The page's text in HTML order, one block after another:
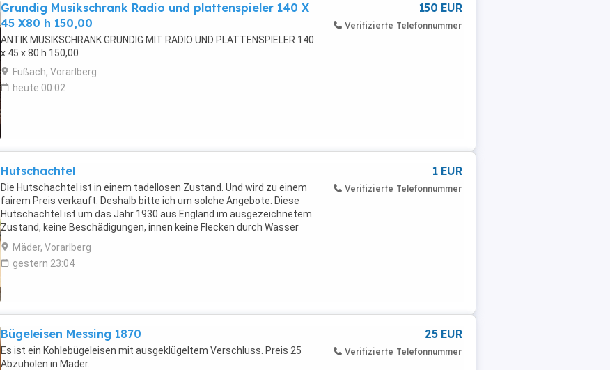
Grundig Musikschrank Radio und plattenspieler 140 X
45 X80 h 150,00
ANTIK MUSIKSCHRANK GRUNDIG MIT RADIO UND PLATTENSPIELER 140
x 45 x 80 h 150,00
Fußach, Vorarlberg
heute 00:02
150 EUR
Verifizierte Telefonnummer
Hutschachtel
Die Hutschachtel ist in einem tadellosen Zustand. Und wird zu einem
fairem Preis verkauft. Deshalb bitte ich um solche Angebote. Diese
Hutschachtel ist um das Jahr 1930 aus England im ausgezeichnetem
Zustand, keine Beschädigungen, innen keine Flecken durch Wasser
Ränder.
Mäder, Vorarlberg
gestern 23:04
1 EUR
Verifizierte Telefonnummer
Bügeleisen Messing 1870
Es ist ein Kohlebügeleisen mit ausgeklügeltem Verschluss. Preis 25
Abzuholen in Mäder.
25 EUR
Verifizierte Telefonnummer